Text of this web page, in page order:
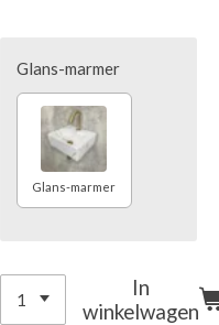
Glans-marmer
Glans-marmer
In
winkelwagen